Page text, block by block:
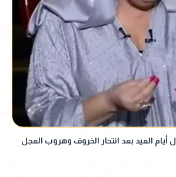
العيد بعد انتحار الخروف وهروب العجل